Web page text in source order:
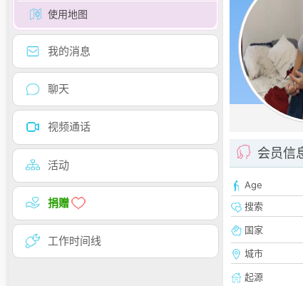
使用地图
我的消息
聊天
视频通话
活动
捐赠
工作时间线
会员信
Age
搜索
国家
城市
起源